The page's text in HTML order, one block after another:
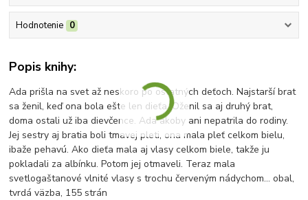
Hodnotenie 0
Popis knihy:
Ada prišla na svet až neskoro po ostatných deťoch. Najstarší brat
sa ženil, keď ona bola ešte len dieťa. Oženil sa aj druhý brat,
doma ostali už iba dievčence. Ada akoby ani nepatrila do rodiny.
Jej sestry aj bratia boli tmavej pleti, ona mala pleť celkom bielu,
ibaže pehavú. Ako dieťa mala aj vlasy celkom biele, takže ju
pokladali za albínku. Potom jej otmaveli. Teraz mala
svetlogaštanové vlnité vlasy s trochu červeným nádychom... obal,
tvrdá väzba, 155 strán